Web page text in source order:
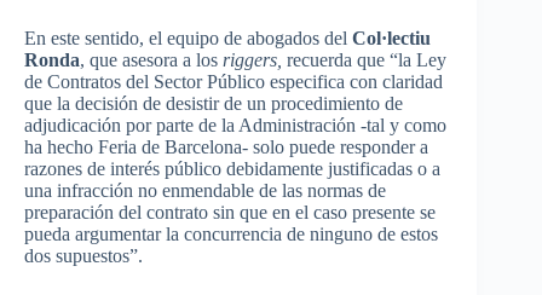
En este sentido, el equipo de abogados del Col·lectiu
Ronda, que asesora a los riggers, recuerda que “la Ley
de Contratos del Sector Público especifica con claridad
que la decisión de desistir de un procedimiento de
adjudicación por parte de la Administración -tal y como
ha hecho Feria de Barcelona- solo puede responder a
razones de interés público debidamente justificadas o a
una infracción no enmendable de las normas de
preparación del contrato sin que en el caso presente se
pueda argumentar la concurrencia de ninguno de estos
dos supuestos”.